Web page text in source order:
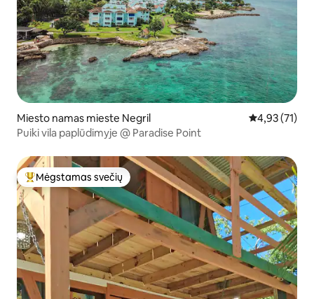
Miesto namas mieste Negril Vidutinis
4,93 (71)
Puiki vila paplūdimyje @ Paradise Point
Svečių mėgstamiausias
Mėgstamas svečių